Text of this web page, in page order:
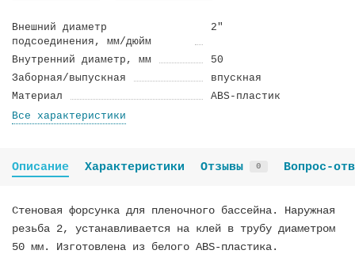
Внешний диаметр
подсоединения, мм/дюйм
2"
Внутренний диаметр, мм
50
Заборная/выпускная
впускная
Материал
ABS-пластик
Все характеристики
Описание Характеристики Отзывы 0 Вопрос-
Стеновая форсунка для пленочного бассейна. Наружная
резьба 2, устанавливается на клей в трубу диаметром
50 мм. Изготовлена из белого ABS-пластика.